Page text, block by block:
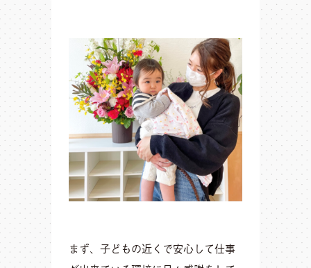
まず、子どもの近くで安心して仕事